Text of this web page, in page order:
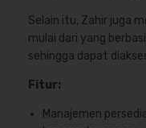
Selain itu, Zahir juga
mulai dari yang
sehingga dapat
Fitur:
Manajemen